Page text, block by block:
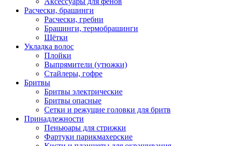
Расчески, брашинги
Расчески, гребни
Брашинги, термобрашинги
Щётки
Укладка волос
Плойки
Выпрямители (утюжки)
Стайлеры, гофре
Бритвы
Бритвы электрические
Бритвы опасные
Сетки и режущие головки для бритв
Принадлежности
Пеньюары для стрижки
Фартуки парикмахерские